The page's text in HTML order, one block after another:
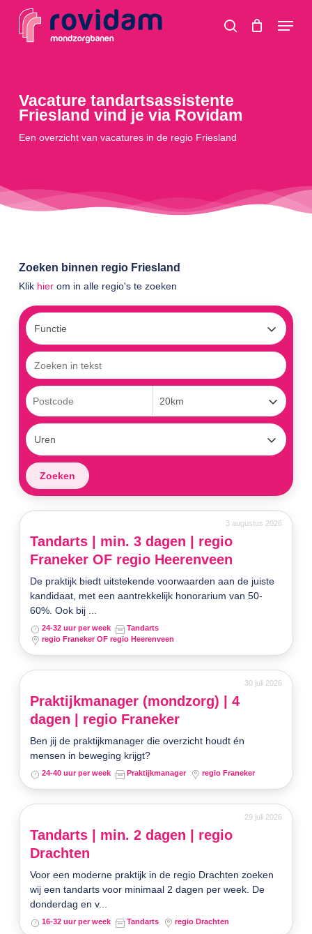
search
Menu
Vacature tandartsassistente
Friesland vind je via Rovidam
Een overzicht van vacatures in de regio Friesland
Zoeken binnen regio Friesland
Klik hierom in alle regio's te zoeken
3 augustus 2026
Tandarts | min. 3 dagen | regio
Franeker OF regio Heerenveen
De praktijk biedt uitstekende voorwaarden aan de juiste
kandidaat, met een aantrekkelijk honorarium van 50-
60%. Ook bij ...
24-32 uur per week
Tandarts
regio Franeker OF regio Heerenveen
30 juli 2026
Praktijkmanager (mondzorg) | 4
dagen | regio Franeker
Ben jij de praktijkmanager die overzicht houdt én
mensen in beweging krijgt?
24-40 uur per week Praktijkmanager regio Franeker
29 juli 2026
Tandarts | min. 2 dagen | regio
Drachten
Voor een moderne praktijk in de regio Drachten zoeken
wij een tandarts voor minimaal 2 dagen per week. De
donderdag en v...
16-32 uur per week Tandarts regio Drachten